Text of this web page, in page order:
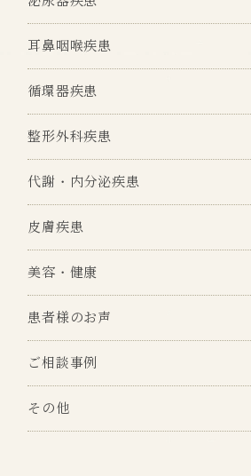
耳鼻咽喉疾患
循環器疾患
整形外科疾患
代謝・内分泌疾患
皮膚疾患
美容・健康
患者様のお声
ご相談事例
その他